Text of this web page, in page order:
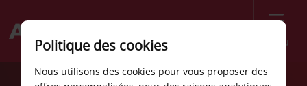
Menu
Welcome
Politique des cookies
Nous utilisons des cookies pour vous proposer des